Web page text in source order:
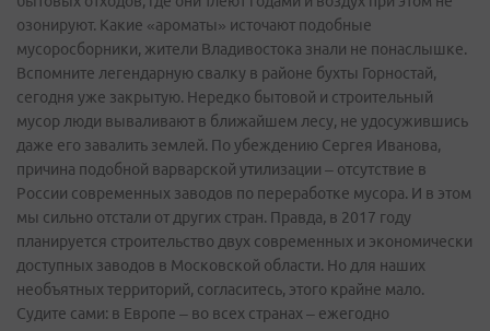
озонируют. Какие «ароматы» источают подобные
мусоросборники, жители Владивостока знали не понаслышке.
Вспомните легендарную свалку в районе бухты Горностай,
сегодня уже закрытую. Нередко бытовой и строительный
мусор люди вываливают в ближайшем лесу, не удосужившись
даже его завалить землей. По убеждению Сергея Иванова,
причина подобной варварской утилизации – отсутствие в
России современных заводов по переработке мусора. И в этом
мы сильно отстали от других стран. Правда, в 2017 году
планируется строительство двух современных и экономически
доступных заводов в Московской области. Но для наших
необъятных территорий, согласитесь, этого крайне мало.
Судите сами: в Европе – во всех странах – ежегодно